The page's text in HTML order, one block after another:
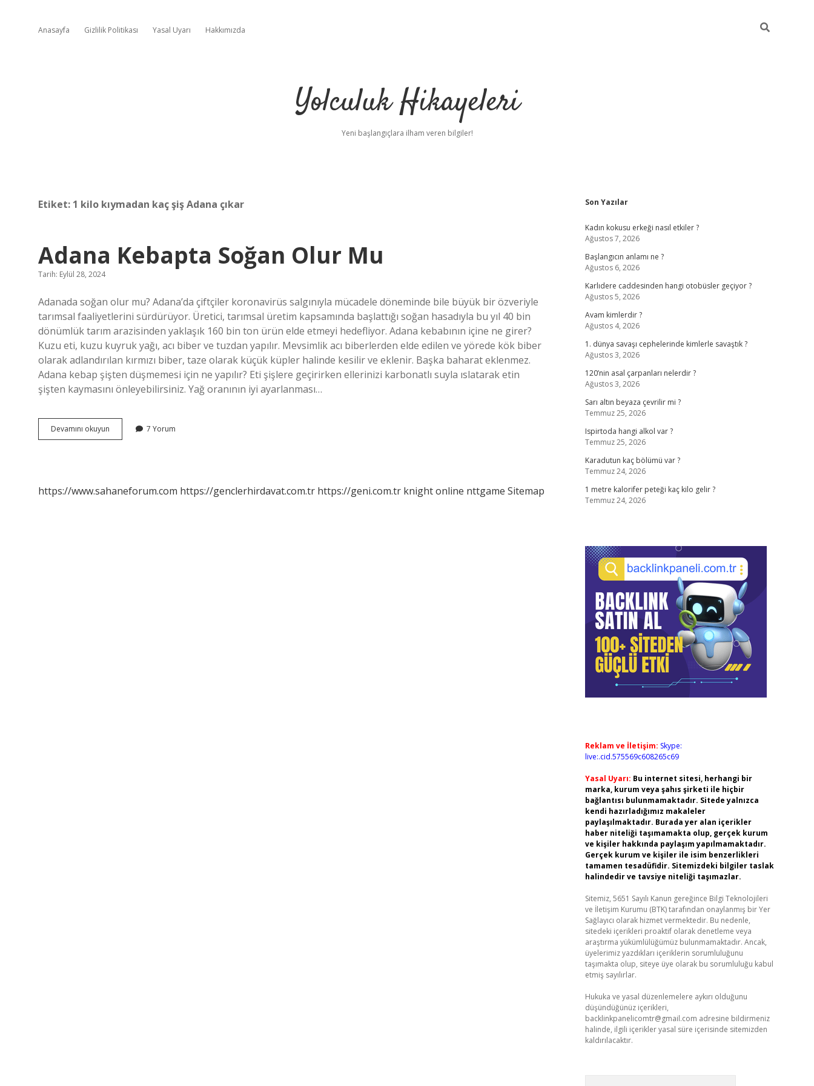
Anasayfa Gizlilik Politikası Yasal Uyarı Hakkımızda
Yolculuk Hikayeleri
Yeni başlangıçlara ilham veren bilgiler!
Etiket: 1 kilo kıymadan kaç şiş Adana çıkar
Adana Kebapta Soğan Olur Mu
Tarih: Eylül 28, 2024
Adanada soğan olur mu? Adana’da çiftçiler koronavirüs salgınıyla mücadele döneminde bile büyük bir özveriyle
tarımsal faaliyetlerini sürdürüyor. Üretici, tarımsal üretim kapsamında başlattığı soğan hasadıyla bu yıl 40 bin
dönümlük tarım arazisinden yaklaşık 160 bin ton ürün elde etmeyi hedefliyor. Adana kebabının içine ne girer?
Kuzu eti, kuzu kuyruk yağı, acı biber ve tuzdan yapılır. Mevsimlik acı biberlerden elde edilen ve yörede kök biber
olarak adlandırılan kırmızı biber, taze olarak küçük küpler halinde kesilir ve eklenir. Başka baharat eklenmez.
Adana kebap şişten düşmemesi için ne yapılır? Eti şişlere geçirirken ellerinizi karbonatlı suyla ıslatarak etin
şişten kaymasını önleyebilirsiniz. Yağ oranının iyi ayarlanması…
Devamını okuyun
Kebapta
7 Yorum
https://www.sahaneforum.com https://genclerhirdavat.com.tr https://geni.com.tr knight online nttgame Sitemap
Sidebar
Son Yazılar
Kadın kokusu erkeği nasıl etkiler ?
Ağustos 7, 2026
Başlangıcın anlamı ne ?
Ağustos 6, 2026
Karlıdere caddesinden hangi otobüsler geçiyor ?
Ağustos 5, 2026
Avam kimlerdir ?
Ağustos 4, 2026
1. dünya savaşı cephelerinde kimlerle savaştık ?
Ağustos 3, 2026
120’nin asal çarpanları nelerdir ?
Ağustos 3, 2026
Sarı altın beyaza çevrilir mi ?
Temmuz 25, 2026
Ispirtoda hangi alkol var ?
Temmuz 25, 2026
Karadutun kaç bölümü var ?
Temmuz 24, 2026
1 metre kalorifer peteği kaç kilo gelir ?
Temmuz 24, 2026
Reklam ve İletişim: Skype:
live:.cid.575569c608265c69
Yasal Uyarı: Bu internet sitesi, herhangi bir
marka, kurum veya şahıs şirketi ile hiçbir
bağlantısı bulunmamaktadır. Sitede yalnızca
kendi hazırladığımız makaleler
paylaşılmaktadır. Burada yer alan içerikler
haber niteliği taşımamakta olup, gerçek kurum
ve kişiler hakkında paylaşım yapılmamaktadır.
Gerçek kurum ve kişiler ile isim benzerlikleri
tamamen tesadüfidir. Sitemizdeki bilgiler taslak
halindedir ve tavsiye niteliği taşımazlar.
Sitemiz, 5651 Sayılı Kanun gereğince Bilgi Teknolojileri
ve İletişim Kurumu (BTK) tarafından onaylanmış bir Yer
Sağlayıcı olarak hizmet vermektedir. Bu nedenle,
sitedeki içerikleri proaktif olarak denetleme veya
araştırma yükümlülüğümüz bulunmamaktadır. Ancak,
üyelerimiz yazdıkları içeriklerin sorumluluğunu
taşımakta olup, siteye üye olarak bu sorumluluğu kabul
etmiş sayılırlar.
Hukuka ve yasal düzenlemelere aykırı olduğunu
düşündüğünüz içerikleri,
backlinkpanelicomtr@gmail.com adresine bildirmeniz
halinde, ilgili içerikler yasal süre içerisinde sitemizden
kaldırılacaktır.
betexper giriş